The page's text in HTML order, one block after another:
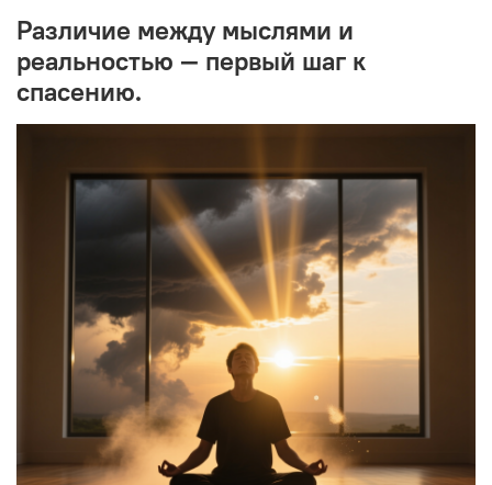
Различие между мыслями и
реальностью — первый шаг к
спасению.